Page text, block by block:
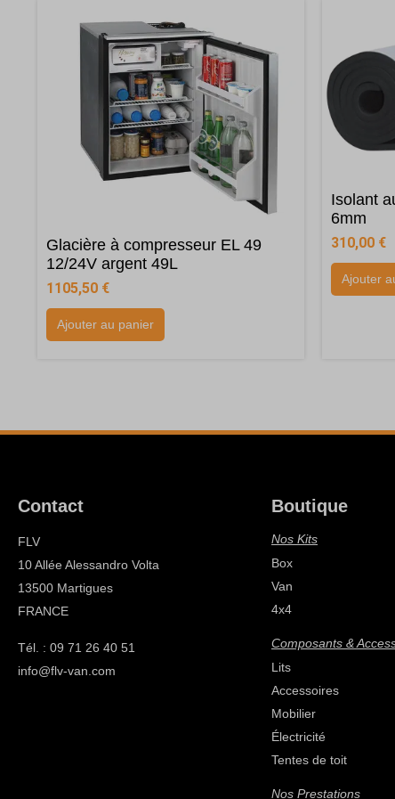
Glacière à compresseur EL 49
12/24V argent 49L
1105,50 €
Ajouter au panier
Isolant
6mm
310,00 €
Ajouter
Contact
FLV
10 Allée Alessandro Volta
13500 Martigues
FRANCE
Tél. : 09 71 26 40 51
info@flv-van.com
Boutique
Nos Kits
Box
Van
4x4
Composants &
Lits
Accessoires
Mobilier
Électricité
Tentes de toit
Nos Prestations